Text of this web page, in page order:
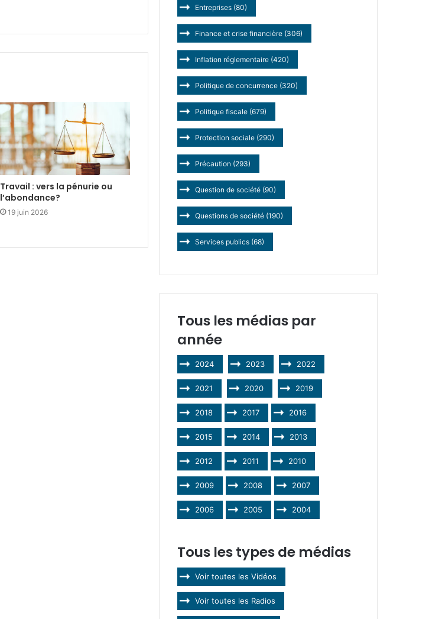
Travail : vers la pénurie ou
l’abondance?
19 juin 2026
Entreprises (80)
Finance et crise financière (306)
Inflation réglementaire (420)
Politique de concurrence (320)
Politique fiscale (679)
Protection sociale (290)
Précaution (293)
Question de société (90)
Questions de société (190)
Services publics (68)
Tous les médias par
année
2024 2023 2022
2021 2020 2019
2018 2017 2016
2015 2014 2013
2012 2011 2010
2009 2008 2007
2006 2005 2004
Tous les types de médias
Voir toutes les Vidéos
Voir toutes les Radios